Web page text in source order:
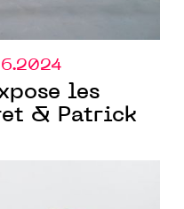
les
& Patrick